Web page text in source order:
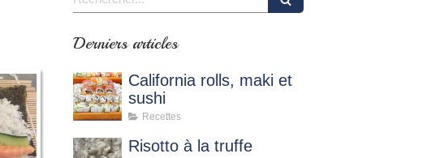
Derniers articles
California rolls, maki et
sushi
Recettes
Risotto à la truffe